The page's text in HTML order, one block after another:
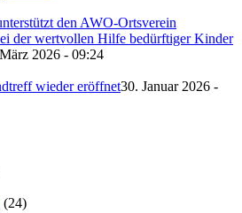
den AWO-Ortsverein
der wertvollen Hilfe bedürftiger Kinder
2026 - 09:24
wieder eröffnet30. Januar 2026 -
(24)